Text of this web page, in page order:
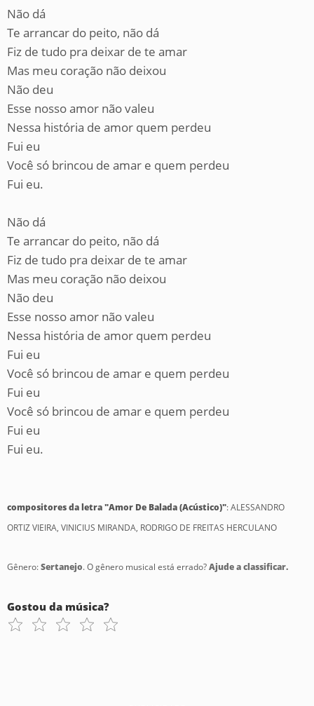
Não dá
Te arrancar do peito, não dá
Fiz de tudo pra deixar de te amar
Mas meu coração não deixou
Não deu
Esse nosso amor não valeu
Nessa história de amor quem perdeu
Fui eu
Você só brincou de amar e quem perdeu
Fui eu.
Não dá
Te arrancar do peito, não dá
Fiz de tudo pra deixar de te amar
Mas meu coração não deixou
Não deu
Esse nosso amor não valeu
Nessa história de amor quem perdeu
Fui eu
Você só brincou de amar e quem perdeu
Fui eu
Você só brincou de amar e quem perdeu
Fui eu
Fui eu.
compositores da letra "Amor De Balada (Acústico)": ALESSANDRO
ORTIZ VIEIRA, VINICIUS MIRANDA, RODRIGO DE FREITAS HERCULANO
Gênero:Sertanejo. O gênero musical está errado?Ajude a classificar.
Gostou da música?